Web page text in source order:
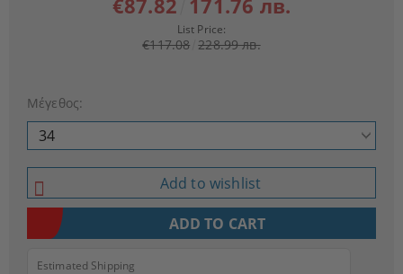
€87.82 171.76 лв.
List Price:
€117.08 228.99 лв.
Μέγεθος:
Add to wishlist
Estimated Shipping